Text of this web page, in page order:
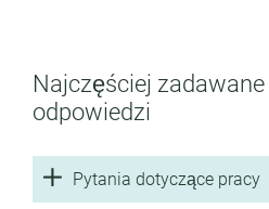
Powrót do
Najczęściej
odpowiedzi
Pytania dotyczące pracy